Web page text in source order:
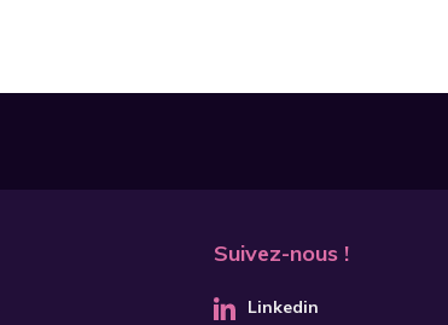
Suivez-nous !
Linkedin